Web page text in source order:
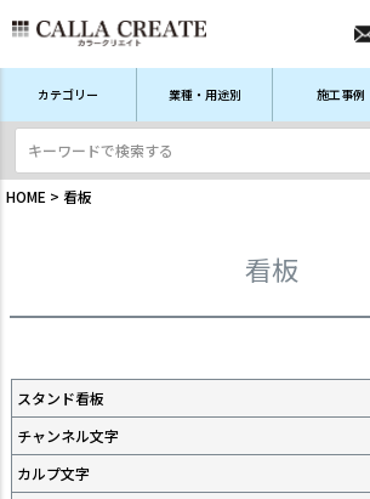
注文履歴
カテゴリー 業種・用途別 施工事例
HOME 看板
看板
スタンド看板
チャンネル文字
カルプ文字